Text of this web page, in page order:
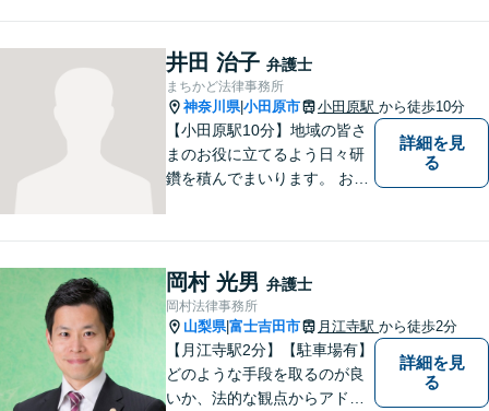
す。【離婚／子連れ相談可】
複雑・高額な財産分与も安心
【民事信託士】資格を生かし
た相続対策
井田 治子 弁護士
まちかど法律事務所
神奈川県|小田原市 小田原駅 から徒歩10分
【小田原駅10分】地域の皆さ
まのお役に立てるよう日々研
鑽を積んでまいります。 お気
詳細を見
る
岡村 光男 弁護士
岡村法律事務所
山梨県|富士吉田市 月江寺駅 から徒歩2分
【月江寺駅2分】【駐車場有】
どのような手段を取るのが良
いか、法的な観点からアドバ
詳細を見
る